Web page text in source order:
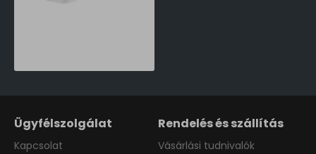
Ügyfélszolgálat
Kapcsolat
Rendelés és szállítás
Vásárlási tudnivalók